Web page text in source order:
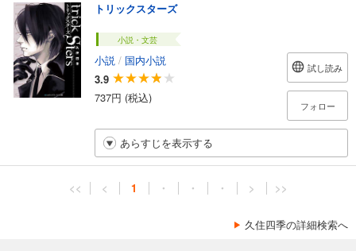
トリックスターズ
小説・文芸
小説 / 国内小説
3.9
737円 (税込)
試し読み
フォロー
あらすじを表示する
<< < 1 ・ ・ ・ > >>
久住四季の詳細検索へ